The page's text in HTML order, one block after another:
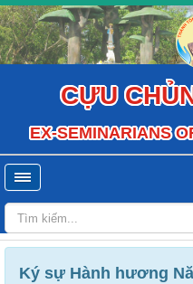
CỰU
EX-SEMINARIANS
Ký sự Hành hương